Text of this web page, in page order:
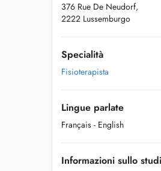
376 Rue De Neudorf,
2222 Lussemburgo
Specialità
Fisioterapista
Lingue parlate
Français - English
Informazioni sullo